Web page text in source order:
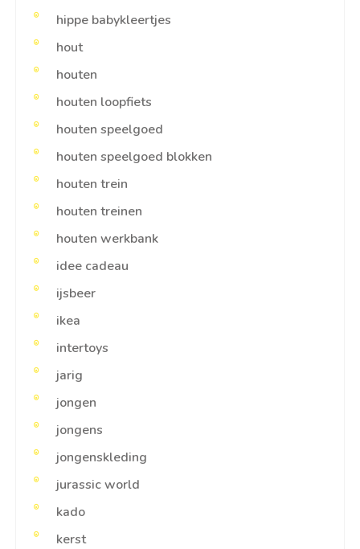
hippe babykleertjes
hout
houten
houten loopfiets
houten speelgoed
houten speelgoed blokken
houten trein
houten treinen
houten werkbank
idee cadeau
ijsbeer
ikea
intertoys
jarig
jongen
jongens
jongenskleding
jurassic world
kado
kerst